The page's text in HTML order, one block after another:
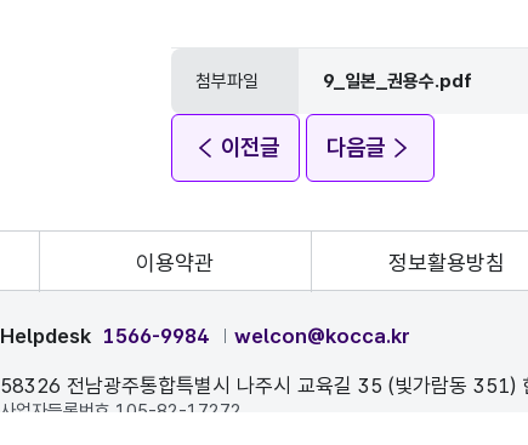
첨부파일 9_일본_권용수.pdf
이전글 다음글
이용약관 정보활용방침
Helpdesk 1566-9984 welcon@kocca.kr
58326 전남광주통합특별시 나주시 교육길 35 (빛가람동 351)
사업자등록번호 105-82-17272